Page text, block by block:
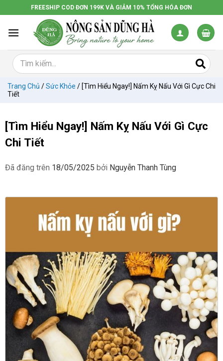
đến
dung
FREESHIP COD ĐƠN 199K VÀ GIẢM 10% TỔNG HÓA ĐƠN
Trang Chủ /Sức Khỏe / [Tìm Hiểu Ngay!] Nấm Kỵ Nấu Với Gì Cực Chi
Tiết
[Tìm Hiểu Ngay!] Nấm Kỵ Nấu Với Gì Cực
Chi Tiết
Đã đăng trên 18/05/2025 bởi Nguyễn Thanh Tùng